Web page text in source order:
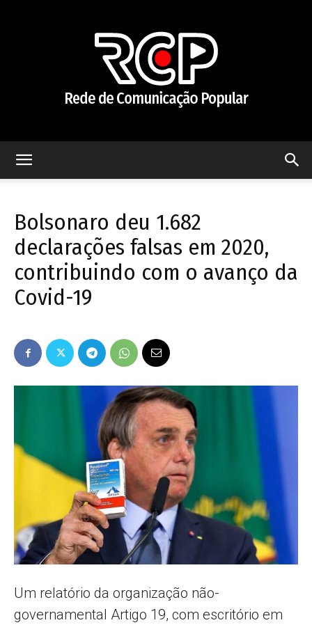
Popular
AL
Bolsonaro deu 1.682
declarações falsas em 2020,
contribuindo com o avanço da
Covid-19
Um relatório da organização não-
governamental Artigo 19, com escritório em